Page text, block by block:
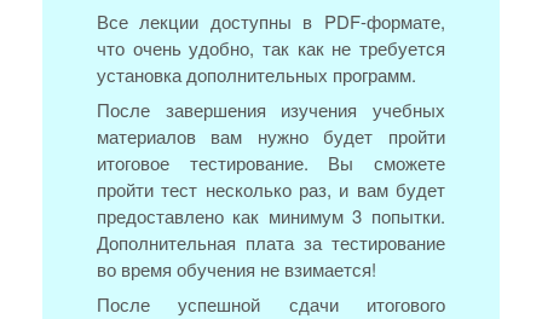
Все лекции доступны в PDF-формате,
что очень удобно, так как не требуется
установка дополнительных программ.
После завершения изучения учебных
материалов вам нужно будет пройти
итоговое тестирование. Вы сможете
пройти тест несколько раз, и вам будет
предоставлено как минимум 3 попытки.
Дополнительная плата за тестирование
во время обучения не взимается!
После успешной сдачи итогового